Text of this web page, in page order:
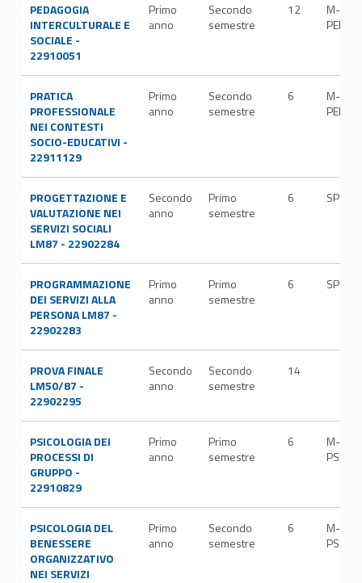
PEDAGOGIA
INTERCULTURALE E
SOCIALE -
22910051
Primo
anno
Secondo
semestre
12
M-
PED/
PRATICA
PROFESSIONALE
NEI CONTESTI
SOCIO-EDUCATIVI -
22911129
Primo
anno
Secondo
semestre
6
M-
PED/
PROGETTAZIONE E
VALUTAZIONE NEI
SERVIZI SOCIALI
LM87 - 22902284
Secondo
anno
Primo
semestre
6 SPS/
PROGRAMMAZIONE
DEI SERVIZI ALLA
PERSONA LM87 -
22902283
Primo
anno
Primo
semestre
6 SPS/
PROVA FINALE
LM50/87 -
22902295
Secondo
anno
Secondo
semestre
14
PSICOLOGIA DEI
PROCESSI DI
GRUPPO -
22910829
Primo
anno
Primo
semestre
6
M-
PSI/05
PSICOLOGIA DEL
BENESSERE
ORGANIZZATIVO
NEI SERVIZI
Primo
anno
Secondo
semestre
6
M-
PSI/06